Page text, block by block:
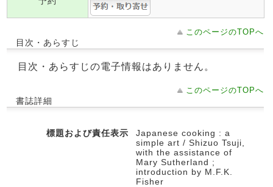
このページのTOPへ
目次・あらすじ
目次・あらすじの電子情報はありません。
このページのTOPへ
書誌詳細
標題および責任表示
Japanese cooking : a
simple art / Shizuo Tsuji,
with the assistance of
Mary Sutherland ;
introduction by M.F.K.
Fisher